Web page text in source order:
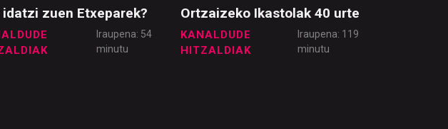
zuen Etxeparek?
Iraupena: 54
minutu
Ortzaizeko Ikastolak 40 urte
KANALDUDE
HITZALDIAK
Iraupena: 119
minutu